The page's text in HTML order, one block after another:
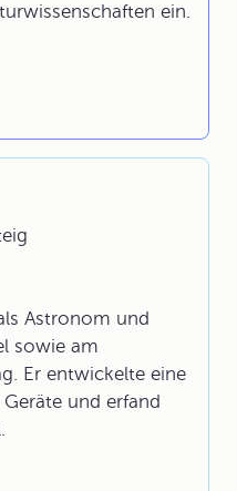
ein.
Astronom und
sowie am
Er entwickelte eine
und erfand